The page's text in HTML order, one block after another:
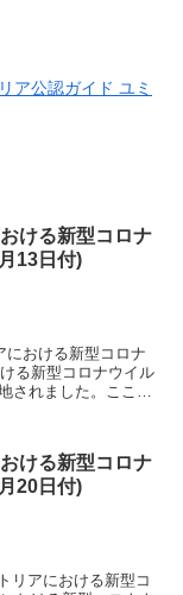
ア公認ガイド ユミ
ける新型コロナ
13日付)
おける新型コロナ
る新型コロナウイル
されました。ここ数
ける新型コロナ
20日付)
リアにおける新型コ